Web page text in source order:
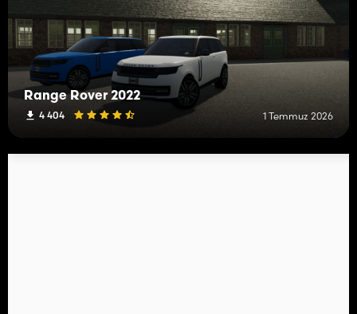
Range Rover 2022
4 404 1 Temmuz 2026